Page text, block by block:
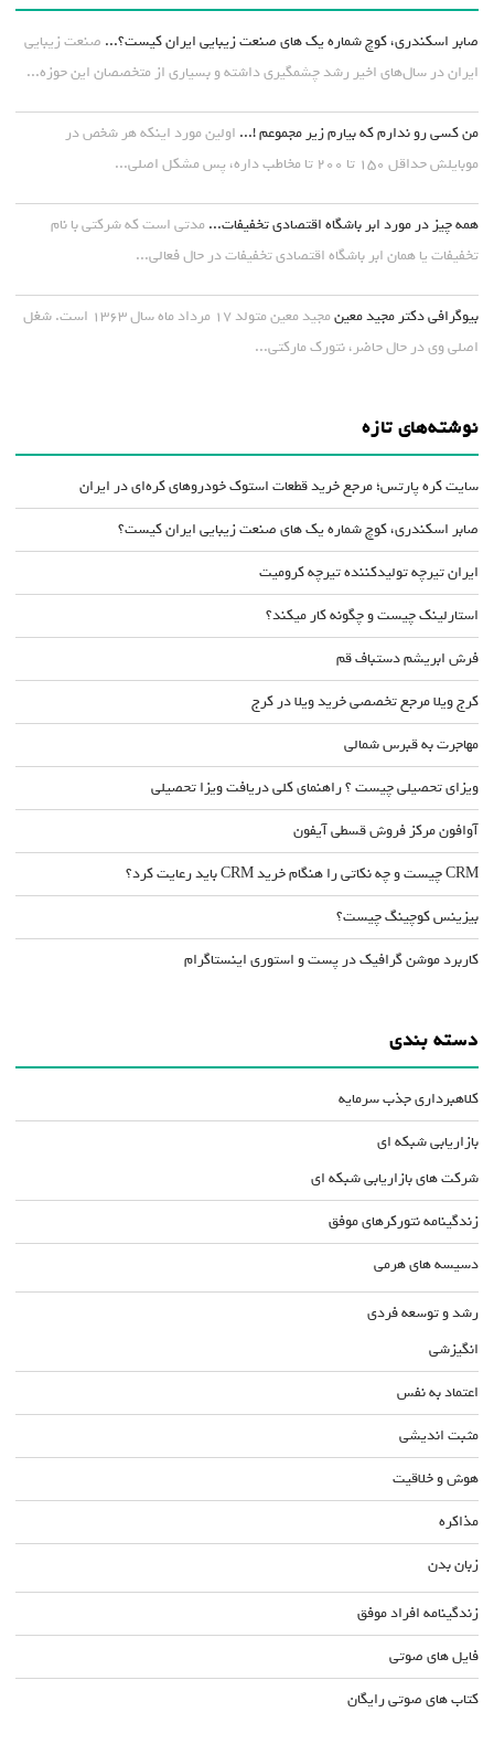
صابر اسکندری، کوچ شماره یک های صنعت زیبایی ایران کیست؟... صنعت زیبایی
ایران در سال‌های اخیر رشد چشمگیری داشته و بسیاری از متخصصان این حوزه...
من کسی رو ندارم که بیارم زیر مجموعم !... اولین مورد اینکه هر شخص در
موبایلش حداقل ۱۵۰ تا ۲۰۰ تا مخاطب داره، پس مشکل اصلی...
همه چیز در مورد ابر باشگاه اقتصادی تخفیفات... مدتی است که شرکتی با نام
تخفیفات یا همان ابر باشگاه اقتصادی تخفیفات در حال فعالی...
بیوگرافی دکتر مجید معین
مجید معین متولد ۱۷ مرداد ماه سال ۱۳۶۳ است. شغل
اصلی وی در حال حاضر، نتورک مارکتی...
نوشته‌های تازه
سایت کره پارتس؛ مرجع خرید قطعات استوک خودروهای کره‌ای در ایران
صابر اسکندری، کوچ شماره یک های صنعت زیبایی ایران کیست؟
ایران تیرچه تولیدکننده تیرچه کرومیت
استارلینک چیست و چگونه کار میکند؟
فرش ابریشم دستباف قم
کرج ویلا مرجع تخصصی خرید ویلا در کرج
مهاجرت به قبرس شمالی
ویزای تحصیلی چیست ؟ راهنمای کلی دریافت ویزا تحصیلی
آوافون مرکز فروش قسطی آیفون
CRM چیست و چه نکاتی را هنگام خرید CRM باید رعایت کرد؟
بیزینس کوچینگ چیست؟
کاربرد موشن گرافیک در پست و استوری اینستاگرام
دسته بندی
کلاهبرداری جذب سرمایه
بازاریابی شبکه ای
شرکت های بازاریابی شبکه ای
زندگینامه نتورکرهای موفق
دسیسه های هرمی
رشد و توسعه فردی
انگیزشی
اعتماد به نفس
مثبت اندیشی
هوش و خلاقیت
مذاکره
زبان بدن
زندگینامه افراد موفق
فایل های صوتی
کتاب های صوتی رایگان